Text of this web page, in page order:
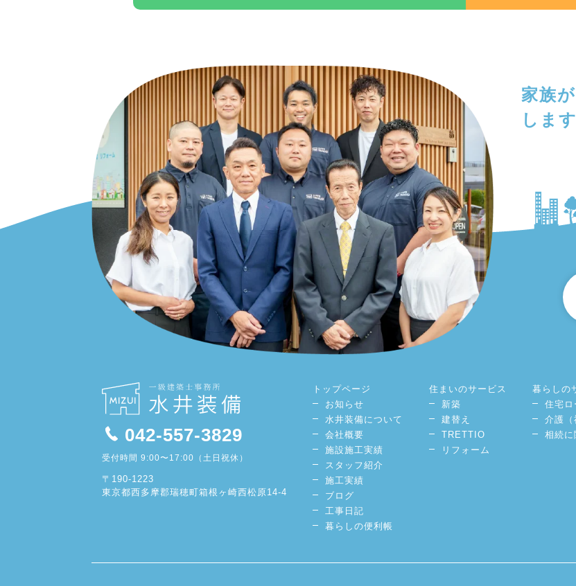
家族
します
042-557-3829
受付時間 9:00〜17:00（土日祝休）
〒190-1223
東京都西多摩郡瑞穂町箱根ヶ崎西松原14-4
トップページ
お知らせ
水井装備について
会社概要
施設施工実績
スタッフ紹介
施工実績
ブログ
工事日記
暮らしの便利帳
住まいのサービス
新築
建替え
TRETTIO
リフォーム
暮らしの
住宅ロ
介護（
相続に